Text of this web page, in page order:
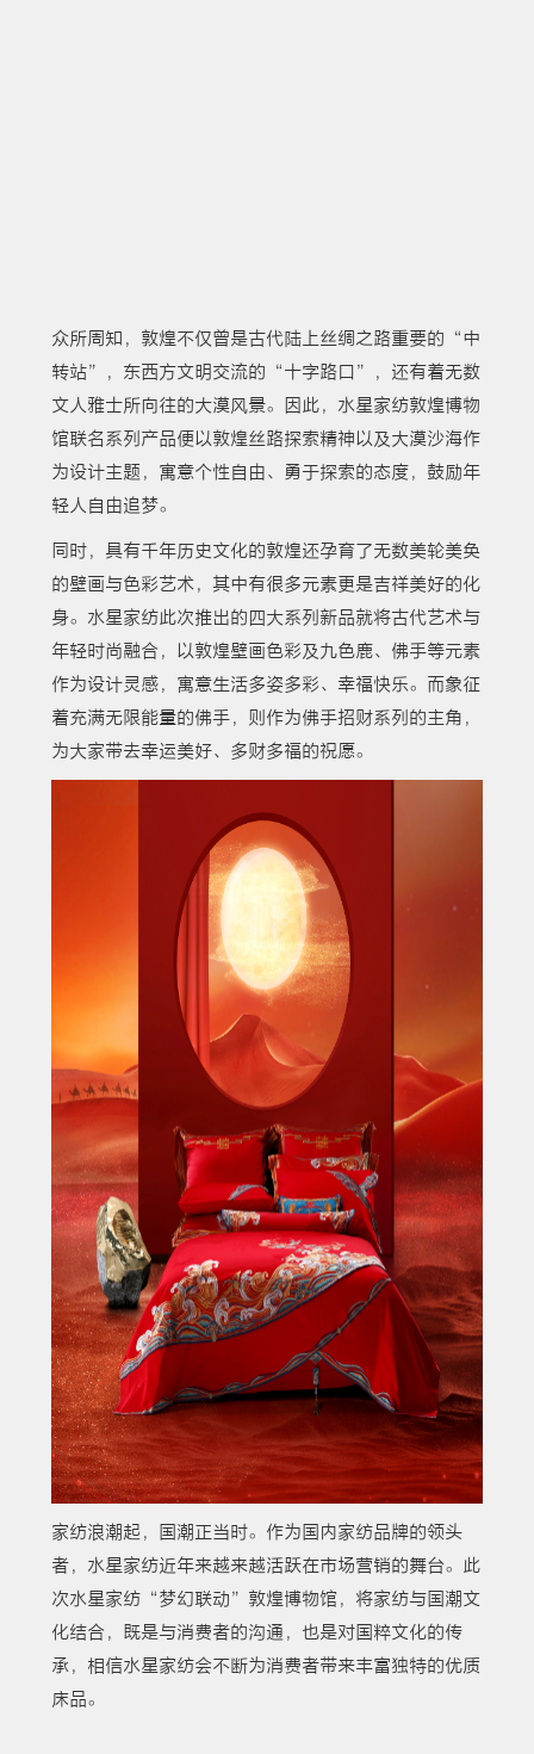
众所周知，敦煌不仅曾是古代陆上丝绸之路重要的“中
转站”，东西方文明交流的“十字路口”，还有着无数
文人雅士所向往的大漠风景。因此，水星家纺敦煌博物
馆联名系列产品便以敦煌丝路探索精神以及大漠沙海作
为设计主题，寓意个性自由、勇于探索的态度，鼓励年
轻人自由追梦。
同时，具有千年历史文化的敦煌还孕育了无数美轮美奂
的壁画与色彩艺术，其中有很多元素更是吉祥美好的化
身。水星家纺此次推出的四大系列新品就将古代艺术与
年轻时尚融合，以敦煌壁画色彩及九色鹿、佛手等元素
作为设计灵感，寓意生活多姿多彩、幸福快乐。而象征
着充满无限能量的佛手，则作为佛手招财系列的主角，
为大家带去幸运美好、多财多福的祝愿。
家纺浪潮起，国潮正当时。作为国内家纺品牌的领头
者，水星家纺近年来越来越活跃在市场营销的舞台。此
次水星家纺“梦幻联动”敦煌博物馆，将家纺与国潮文
化结合，既是与消费者的沟通，也是对国粹文化的传
承，相信水星家纺会不断为消费者带来丰富独特的优质
床品。